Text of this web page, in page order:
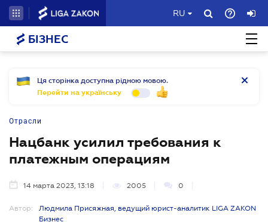
RU
БІЗНЕС
Ця сторінка доступна рідною мовою.
Перейти на українську
Отрасли
Нацбанк усилил требования к
платежным операциям
14 марта 2023, 13:18 2005 0
Автор:
Людмила Присяжная, ведущий юрист-аналитик LIGA ZAKON
Бизнес